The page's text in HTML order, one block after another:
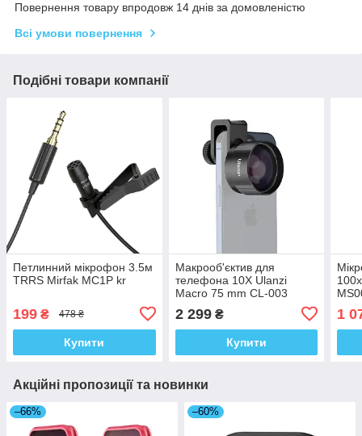
Повернення товару впродовж 14 днів за домовленістю
Всі умови повернення
Подібні товари компанії
Петлинний мікрофон 3.5м
TRRS Mirfak MC1P kr
199 ₴ 478 ₴
Купити
Макрооб'єктив для
телефона 10X Ulanzi
Macro 75 mm CL-003
2 299₴
Купити
1
Акційні пропозиції та новинки
–66% –60%